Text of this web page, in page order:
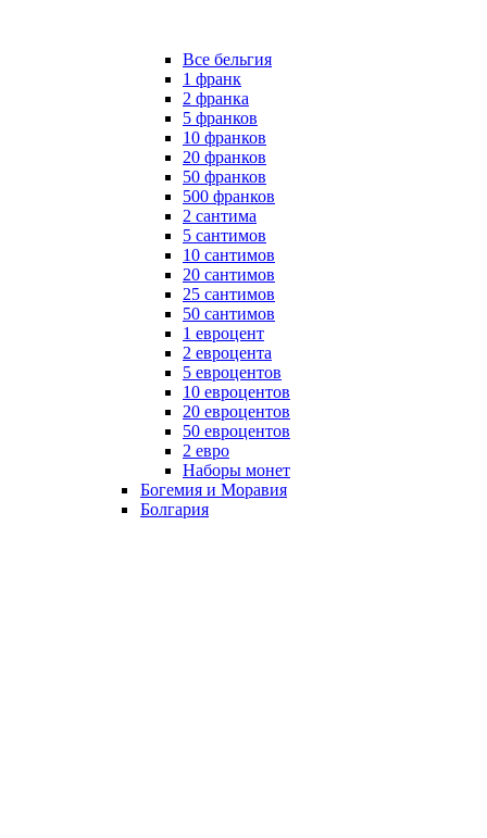
Все бельгия
1 франк
2 франка
5 франков
10 франков
20 франков
50 франков
500 франков
2 сантима
5 сантимов
10 сантимов
20 сантимов
25 сантимов
50 сантимов
1 евроцент
2 евроцента
5 евроцентов
10 евроцентов
20 евроцентов
50 евроцентов
2 евро
Наборы монет
Богемия и Моравия
Болгария